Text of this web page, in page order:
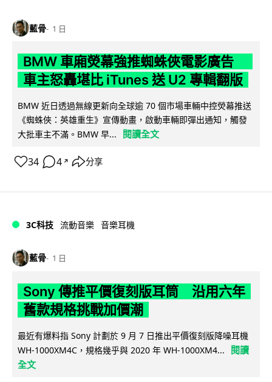
藍骨 1 日
BMW 車廂熒幕強推蜘蛛俠電影廣告
車主怒轟堪比 iTunes 送 U2 專輯翻版
BMW 近日透過無線更新向全球逾 70 個市場車輛中控熒幕推送
《蜘蛛俠：英雄重生》宣傳動畫，啟動車輛即彈出通知，觸發
大批車主不滿。BMW 早...
閱讀全文
34 4 ↗ 分享
3C科技 流動音樂 音樂耳機
藍骨 1 日
Sony 傳推平價復刻版耳筒 沿用六年
舊款規格挑戰加價潮
最近有爆料指 Sony 計劃於 9 月 7 日推出平價復刻版降噪耳機
WH-1000XM4C，規格幾乎與 2020 年 WH-1000XM4...
閱讀
全文